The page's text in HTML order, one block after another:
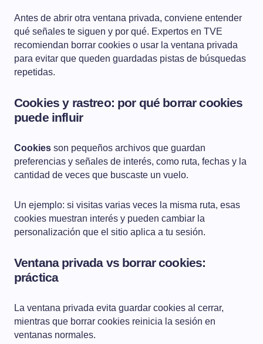
Antes de abrir otra ventana privada, conviene entender
qué señales te siguen y por qué. Expertos en TVE
recomiendan borrar cookies o usar la ventana privada
para evitar que queden guardadas pistas de búsquedas
repetidas.
Cookies y rastreo: por qué borrar cookies
puede influir
Cookies son pequeños archivos que guardan
preferencias y señales de interés, como ruta, fechas y la
cantidad de veces que buscaste un vuelo.
Un ejemplo: si visitas varias veces la misma ruta, esas
cookies muestran interés y pueden cambiar la
personalización que el sitio aplica a tu sesión.
Ventana privada vs borrar cookies:
práctica
La ventana privada evita guardar cookies al cerrar,
mientras que borrar cookies reinicia la sesión en
ventanas normales.